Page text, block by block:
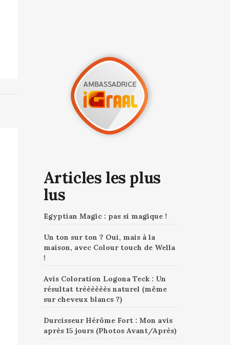
Articles les plus
lus
Egyptian Magic : pas si magique !
Un ton sur ton ? Oui, mais à la
maison, avec Colour touch de Wella
!
Avis Coloration Logona Teck : Un
résultat trèèèèèès naturel (même
sur cheveux blancs ?)
Durcisseur Hérôme Fort : Mon avis
après 15 jours (Photos Avant/Après)